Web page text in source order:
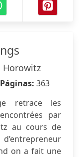
Horowitz
363
retrace les
par
au cours de
on a fait une